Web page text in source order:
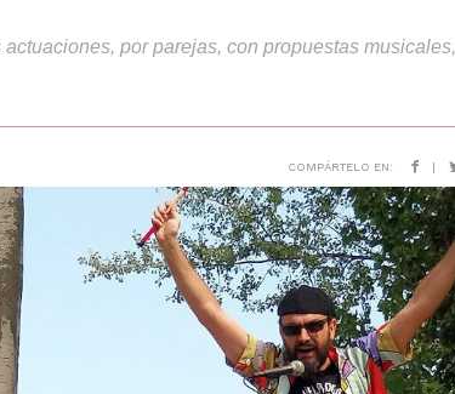
por parejas, con propuestas
COMPÁRTELO EN: |